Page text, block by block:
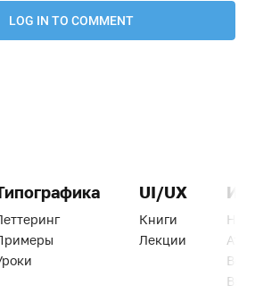
UI/UX
Книги
Лекции
Веб